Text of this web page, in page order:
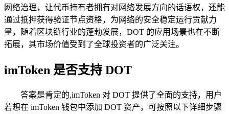
网络治理，让代币持有者拥有对网络发展方向的话语权，还能
通过抵押获得验证节点资格，为网络的安全稳定运行贡献力
量，随着区块链行业的蓬勃发展，DOT 的应用场景也在不断
拓展，其市场价值受到了全球投资者的广泛关注。
imToken 是否支持 DOT
答案是肯定的,imToken 对 DOT 提供了全面的支持，用户
若想在 imToken 钱包中添加 DOT 资产，可按照以下详细步骤